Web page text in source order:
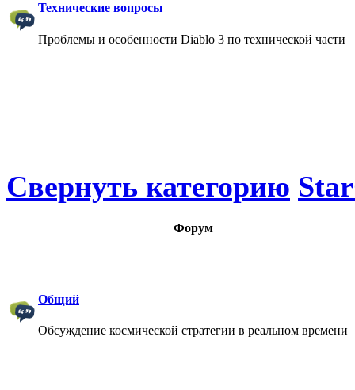
Технические вопросы
Проблемы и особенности Diablo 3 по технической части
Свернуть категорию
Форум
Общий
Обсуждение космической стратегии в реальном времени